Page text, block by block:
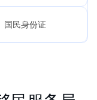
国民身份证